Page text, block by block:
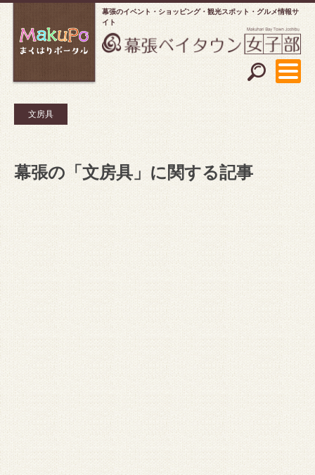
幕張のイベント・ショッピング
観光スポット・グルメ情報サ
イト
文房具
幕張の「文房具」に関する記事